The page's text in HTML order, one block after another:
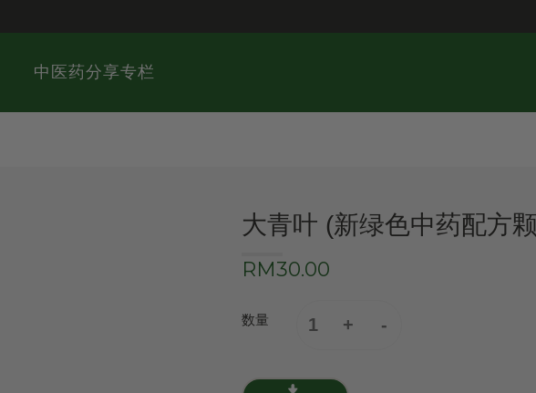
中医药分享专栏
大青叶 (新绿色中药配方
RM30.00
数量